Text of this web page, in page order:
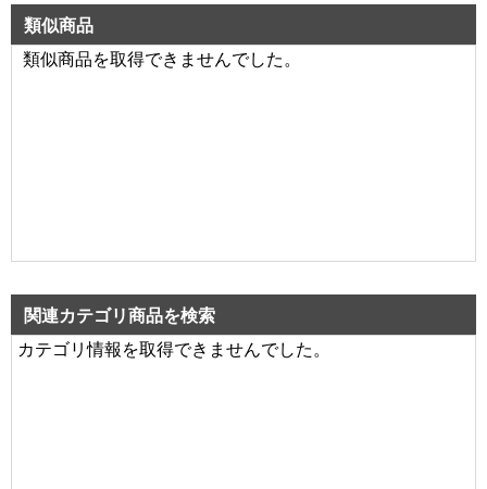
類似商品
類似商品を取得できませんでした。
関連カテゴリ商品を検索
カテゴリ情報を取得できませんでした。